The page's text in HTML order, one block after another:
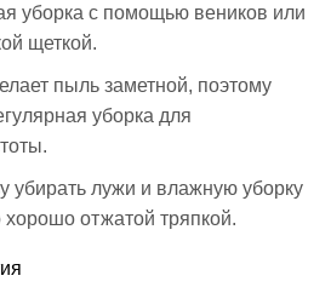
уборка с помощью веников или
щеткой.
пыль заметной, поэтому
уборка для
убирать лужи и влажную уборку
хорошо отжатой тряпкой.